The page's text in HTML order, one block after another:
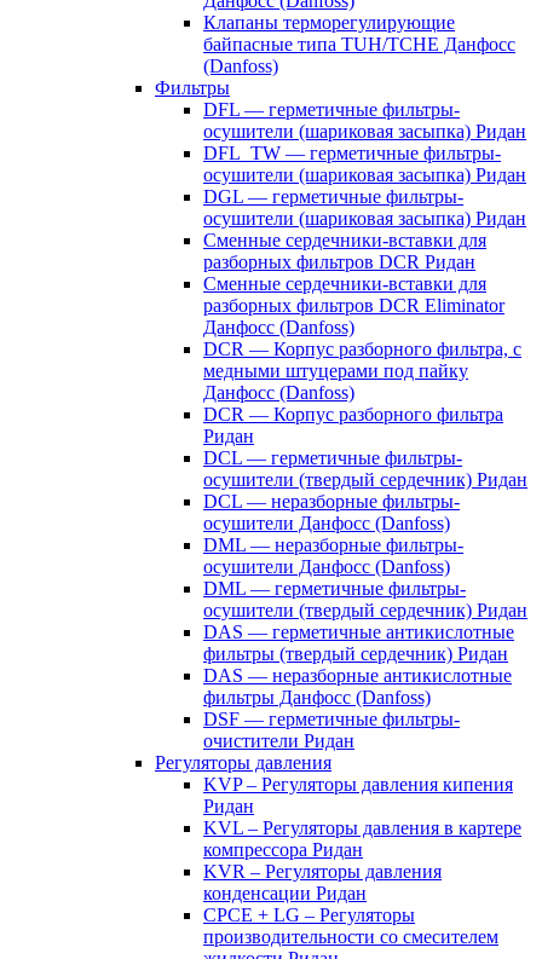
Клапаны терморегулирующие
байпасные типа TUH/TCHE Данфосс
(Danfoss)
Фильтры
DFL — герметичные фильтры-
осушители (шариковая засыпка) Ридан
DFL_TW — герметичные фильтры-
осушители (шариковая засыпка) Ридан
DGL — герметичные фильтры-
осушители (шариковая засыпка) Ридан
Сменные сердечники-вставки для
разборных фильтров DCR Ридан
Сменные сердечники-вставки для
разборных фильтров DCR Eliminator
Данфосс (Danfoss)
DCR — Корпус разборного фильтра, с
медными штуцерами под пайку
Данфосс (Danfoss)
DCR — Корпус разборного фильтра
Ридан
DCL — герметичные фильтры-
осушители (твердый сердечник) Ридан
DCL — неразборные фильтры-
осушители Данфосс (Danfoss)
DML — неразборные фильтры-
осушители Данфосс (Danfoss)
DML — герметичные фильтры-
осушители (твердый сердечник) Ридан
DAS — герметичные антикислотные
фильтры (твердый сердечник) Ридан
DAS — неразборные антикислотные
фильтры Данфосс (Danfoss)
DSF — герметичные фильтры-
очистители Ридан
Регуляторы давления
KVP – Регуляторы давления кипения
Ридан
KVL – Регуляторы давления в картере
компрессора Ридан
KVR – Регуляторы давления
конденсации Ридан
CPCE + LG – Регуляторы
производительности со смесителем